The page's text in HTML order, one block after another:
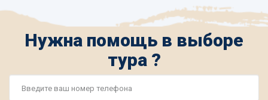
Нужна помощь в выборе
тура ?